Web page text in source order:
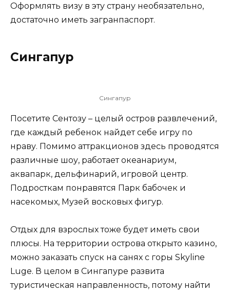
Оформлять визу в эту страну необязательно,
достаточно иметь загранпаспорт.
Сингапур
Сингапур
Посетите Сентозу – целый остров развлечений,
где каждый ребенок найдет себе игру по
нраву. Помимо аттракционов здесь проводятся
различные шоу, работает океанариум,
аквапарк, дельфинарий, игровой центр.
Подросткам понравятся Парк бабочек и
насекомых, Музей восковых фигур.
Отдых для взрослых тоже будет иметь свои
плюсы. На территории острова открыто казино,
можно заказать спуск на санях с горы Skyline
Luge. В целом в Сингапуре развита
туристическая направленность, потому найти